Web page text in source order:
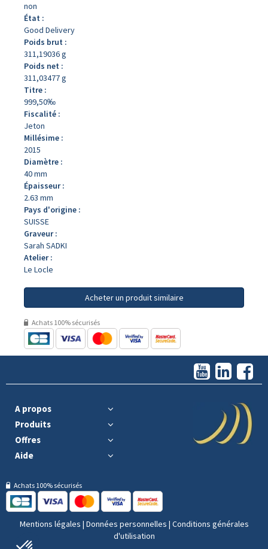
non
État :
Good Delivery
Poids brut :
311,19036 g
Poids net :
311,03477 g
Titre :
999,50‰
Fiscalité :
Jeton
Millésime :
2015
Diamètre :
40 mm
Épaisseur :
2.63 mm
Pays d'origine :
SUISSE
Graveur :
Sarah SADKI
Atelier :
Le Locle
Acheter un produit similaire
Achats 100% sécurisés
A propos
Produits
Offres
Aide
Achats 100% sécurisés
Mentions légales | Données personnelles | Conditions générales
d'utilisation